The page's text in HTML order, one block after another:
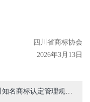
四川省商标协会
2026年3月13日
管理规范》团体标准的公告